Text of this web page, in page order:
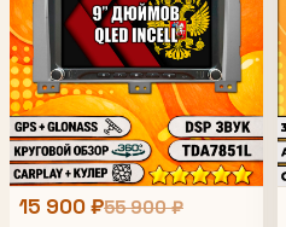
15 900 ₽55 900 ₽